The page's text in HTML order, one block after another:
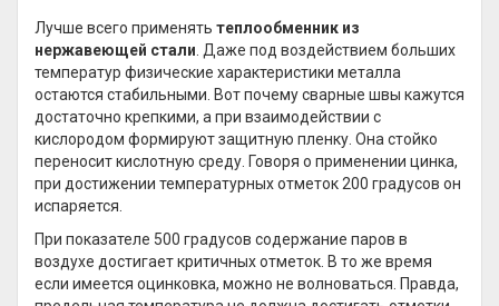
Лучше всего применять теплообменник из
нержавеющей стали . Даже под воздействием больших
температур физические характеристики металла
остаются стабильными. Вот почему сварные швы кажутся
достаточно крепкими, а при взаимодействии с
кислородом формируют защитную пленку. Она стойко
переносит кислотную среду. Говоря о применении цинка,
при достижении температурных отметок 200 градусов он
испаряется.
При показателе 500 градусов содержание паров в
воздухе достигает критичных отметок. В то же время
если имеется оцинковка, можно не волноваться. Правда,